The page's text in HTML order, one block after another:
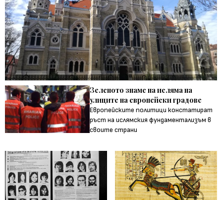
Зеленото знаме на исляма на
улиците на европейски градове
Европейските политици констатират
ръст на ислямския фундаментализъм в
своите страни